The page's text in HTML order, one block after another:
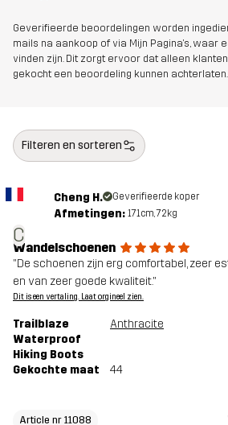
Geverifieerde beoordelingen worden
mails na aankoop of via Mijn Pagina's, waar
vinden zijn. Dit zorgt ervoor dat alleen
gekocht een beoordeling kunnen achterlaten.
Filteren en sorteren
C
Cheng H. Geverifieerde koper
Afmetingen: 171cm, 72kg
Wandelschoenen
"De schoenen zijn erg comfortabel, zeer
en van zeer goede kwaliteit."
Dit is een vertaling. Laat orgineel zien.
Trailblaze
Waterproof
Hiking Boots
Anthracite
Gekochte maat 44
Article nr 11088